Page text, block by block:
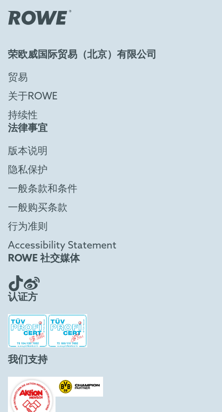
荣欧威国际贸易（北京）有限公司
贸易
关于ROWE
持续性
法律事宜
版本说明
隐私保护
一般条款和条件
一般购买条款
行为准则
Accessibility Statement
ROWE 社交媒体
认证方
我们支持